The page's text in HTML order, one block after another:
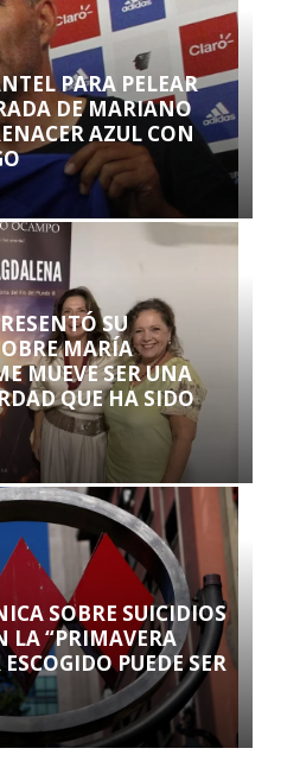
PARA PELEAR
DE MARIANO
AZUL CON
SU
MARÍA
MUEVE SER UNA
QUE HA SIDO
SOBRE SUICIDIOS
LA “PRIMAVERA
PUEDE SER